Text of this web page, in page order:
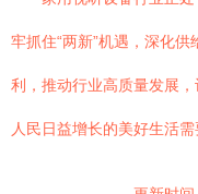
牢抓住“两新”机遇，深化
利，推动行业高质量发展
人民日益增长的美好生活